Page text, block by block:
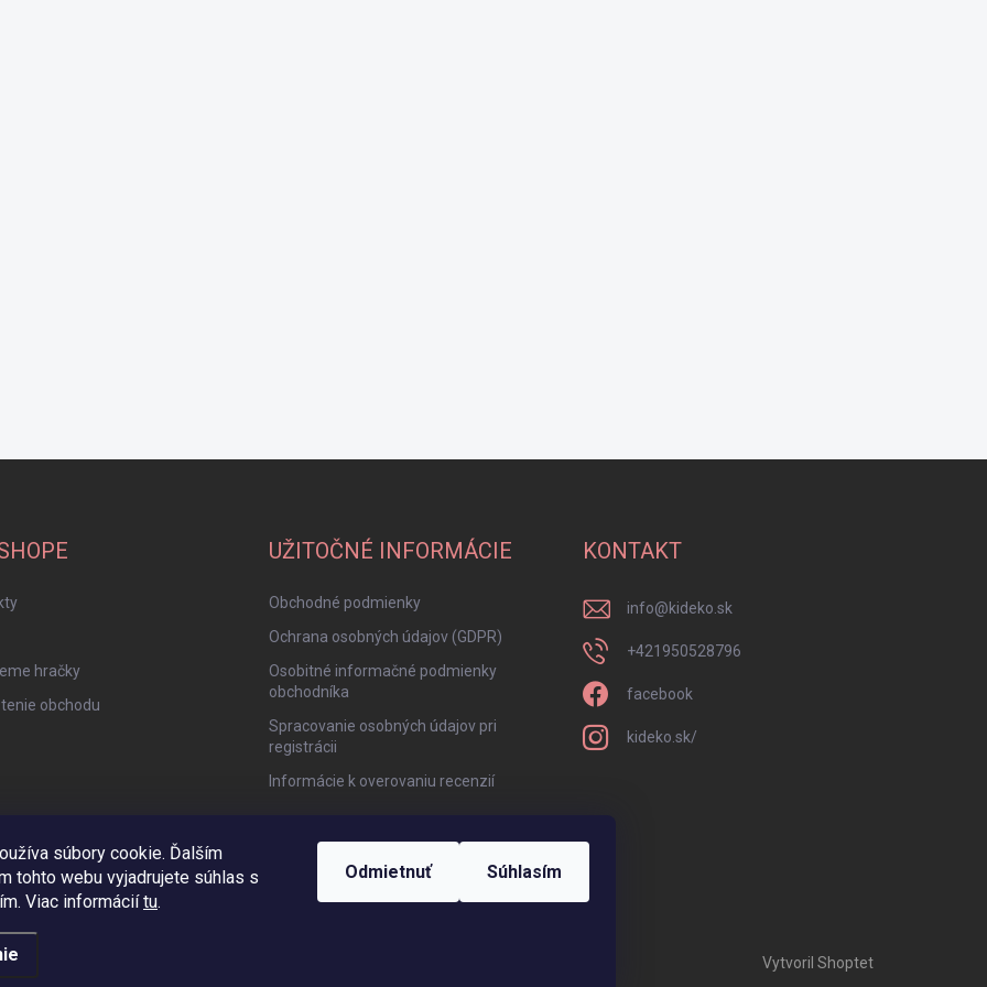
súbory cookie. Ďalším
tohto webu vyjadrujete súhlas s
Viac informáciítu.
Odmietnuť Súhlasím
hračky
obchodu
UŽITOČNÉ INFORMÁCIE
Obchodné podmienky
Ochrana osobných údajov (GDPR)
Osobitné informačné podmienky
obchodníka
Spracovanie osobných údajov pri
registrácii
Informácie k overovaniu recenzií
KONTAKT
info@kideko.sk
+421950528796
facebook
kideko.sk/
Vytvoril Shoptet